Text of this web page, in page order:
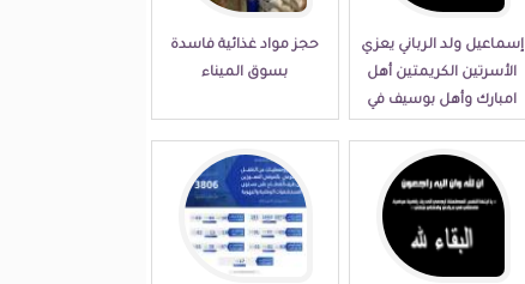
إسماعيل ولد الرباني يعزي
الأسرتين الكريمتين أهل
امبارك وأهل بوسيف في
حجز مواد غذائية فاسدة
بسوق الميناء